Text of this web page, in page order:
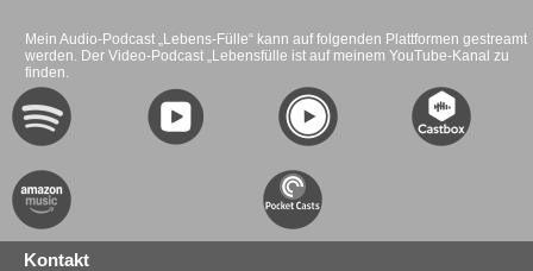
Mein Audio-Podcast „Lebens-Fülle“ kann auf folgenden Plattformen gestreamt
werden. Der Video-Podcast „Lebensfülle ist auf meinem YouTube-Kanal zu
finden.
Kontakt